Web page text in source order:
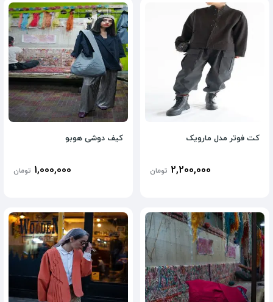
کت فوتر مدل مارویک
2,200,000 تومان
کیف دوشی هوبو
1,000,000 تومان